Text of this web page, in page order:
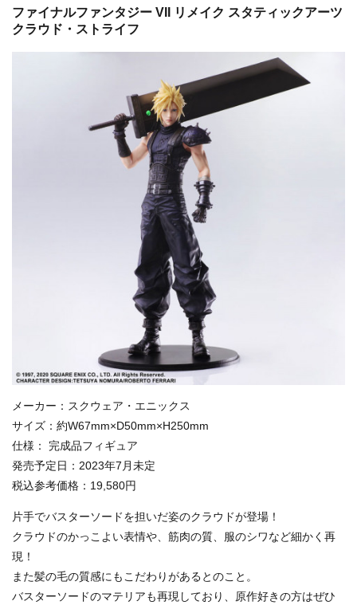
ファイナルファンタジー VII リメイク スタティックアーツ
クラウド・ストライフ
メーカー：スクウェア・エニックス
サイズ：約W67mm×D50mm×H250mm
仕様： 完成品フィギュア
発売予定日：2023年7月未定
税込参考価格：19,580円
片手でバスターソードを担いだ姿のクラウドが登場！
クラウドのかっこよい表情や、筋肉の質、服のシワなど細かく再
現！
また髪の毛の質感にもこだわりがあるとのこと。
バスターソードのマテリアも再現しており、原作好きの方はぜひ